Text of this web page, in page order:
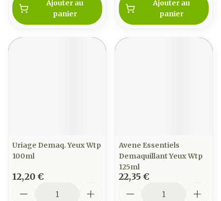
Ajouter au
panier
Ajouter au
panier
Uriage Demaq. Yeux Wtp
100ml
12,20 €
Avene Essentiels
Demaquillant Yeux Wtp
125ml
22,35 €